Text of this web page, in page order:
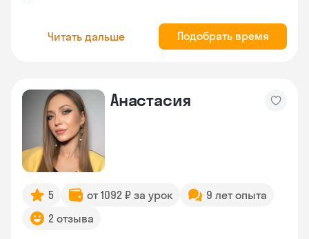
Читать дальше Подобрать время
Анастасия
5 от 1092 ₽ за урок
9 лет опыта
2 отзыва